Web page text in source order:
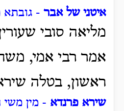
איטני של אבר -
מליאה סובי
אמר רבי אמי,
ראשון, בטלה
שירא פרנדא - מין משי